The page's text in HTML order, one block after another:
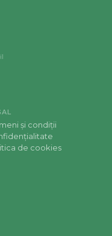
și condiții
de cookies